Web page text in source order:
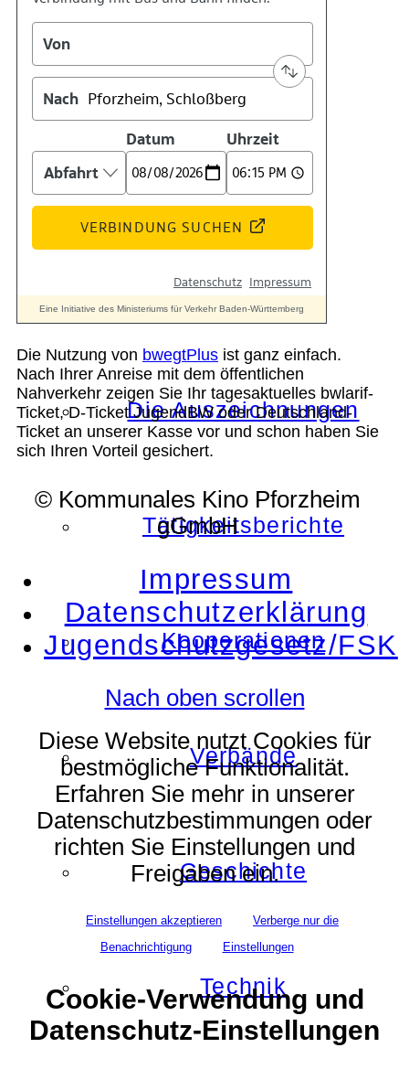
Kontakt
Kino
Das Team
Die Auszeichnungen
Tätigkeitsberichte
Kooperationen
Verbände
Geschichte
Technik
Die Nutzung von bwegtPlus ist ganz einfach.
Nach Ihrer Anreise mit dem öffentlichen
Nahverkehr zeigen Sie Ihr tagesaktuelles bwlarif-
Ticket, D-Ticket JugendBW oder Deutschland-
Ticket an unserer Kasse vor und schon haben Sie
sich Ihren Vorteil gesichert.
© Kommunales Kino Pforzheim
gGmbH
Impressum
Datenschutzerklärung
Jugendschutzgesetz/FSK
Nach oben scrollen
Diese Website nutzt Cookies für
bestmögliche Funktionalität.
Erfahren Sie mehr in unserer
Datenschutzbestimmungen oder
richten Sie Einstellungen und
Freigaben ein.
Einstellungen akzeptieren
Verberge nur die
Benachrichtigung
Einstellungen
Cookie-Verwendung und
Datenschutz-Einstellungen